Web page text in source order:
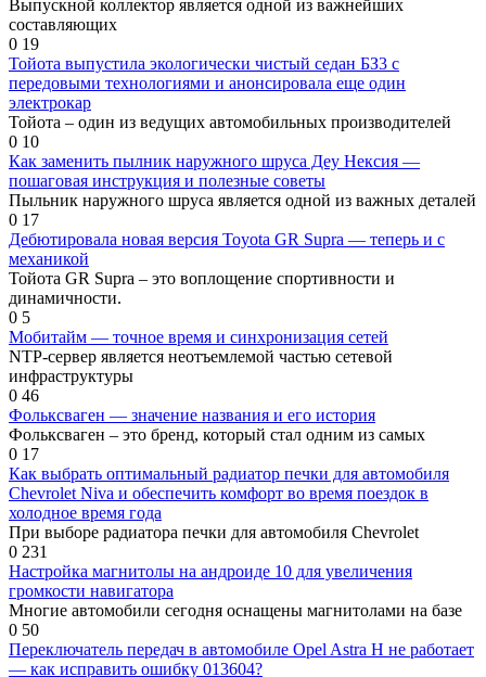
Выпускной коллектор является одной из важнейших
составляющих
0 19
Тойота выпустила экологически чистый седан БЗ3 с
передовыми технологиями и анонсировала еще один
электрокар
Тойота – один из ведущих автомобильных производителей
0 10
Как заменить пылник наружного шруса Деу Нексия —
пошаговая инструкция и полезные советы
Пыльник наружного шруса является одной из важных деталей
0 17
Дебютировала новая версия Toyota GR Supra — теперь и с
механикой
Тойота GR Supra – это воплощение спортивности и
динамичности.
0 5
Мобитайм — точное время и синхронизация сетей
NTP-сервер является неотъемлемой частью сетевой
инфраструктуры
0 46
Фольксваген — значение названия и его история
Фольксваген – это бренд, который стал одним из самых
0 17
Как выбрать оптимальный радиатор печки для автомобиля
Chevrolet Niva и обеспечить комфорт во время поездок в
холодное время года
При выборе радиатора печки для автомобиля Chevrolet
0 231
Настройка магнитолы на андроиде 10 для увеличения
громкости навигатора
Многие автомобили сегодня оснащены магнитолами на базе
0 50
Переключатель передач в автомобиле Opel Astra H не работает
— как исправить ошибку 013604?